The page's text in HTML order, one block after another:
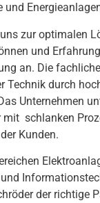
zur optimalen
und
an. Die
Technik durch
Unternehmen
mit schlanken
Kunden.
der richtige